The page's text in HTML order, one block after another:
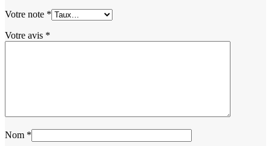
Votre note *
Votre avis *
Nom *